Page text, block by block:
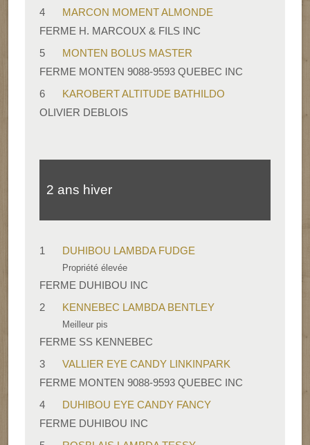
4
MARCON MOMENT ALMONDE
FERME H. MARCOUX & FILS INC
5
MONTEN BOLUS MASTER
FERME MONTEN 9088-9593 QUEBEC INC
6
KAROBERT ALTITUDE BATHILDO
OLIVIER DEBLOIS
2 ans hiver
1 DUHIBOU LAMBDA FUDGE
Propriété élevée
FERME DUHIBOU INC
2
KENNEBEC LAMBDA BENTLEY
Meilleur pis
FERME SS KENNEBEC
3
VALLIER EYE CANDY LINKINPARK
FERME MONTEN 9088-9593 QUEBEC INC
4
DUHIBOU EYE CANDY FANCY
FERME DUHIBOU INC